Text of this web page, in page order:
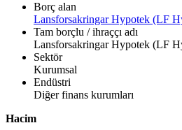
Borç alan
Lansforsakringar Hypotek (LF
Tam borçlu / ihraççı adı
Lansforsakringar Hypotek (LF
Sektör
Kurumsal
Endüstri
Diğer finans kurumları
Hacim